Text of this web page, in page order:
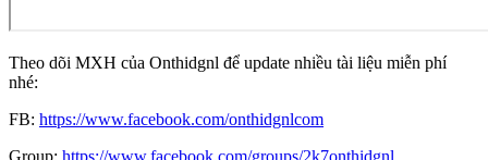
Theo dõi MXH của Onthidgnl để update nhiều tài liệu miễn phí
nhé:
FB: https://www.facebook.com/onthidgnlcom
Group: https://www.facebook.com/groups/2k7onthidgnl